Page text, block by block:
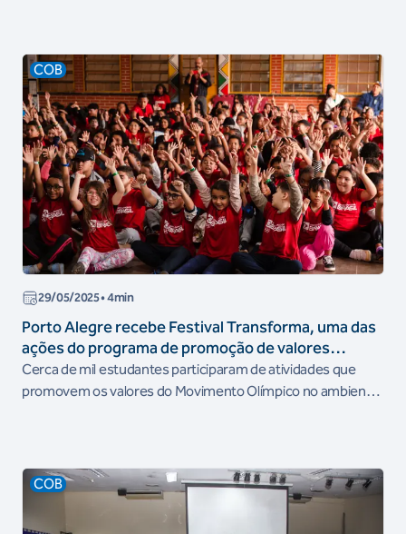
COB
29/05/2025• 4min
Porto Alegre recebe Festival Transforma, uma das
ações do programa de promoção de valores
olímpicos do COB
Cerca de mil estudantes participaram de atividades que
promovem os valores do Movimento Olímpico no ambiente
COB